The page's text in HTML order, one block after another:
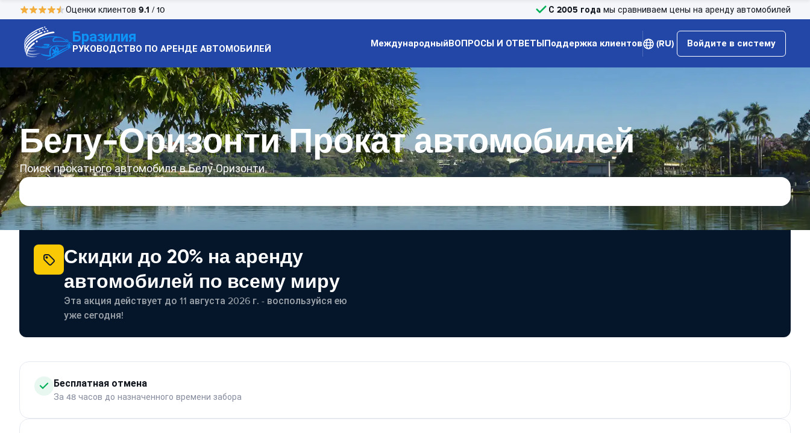
Оценки клиентов 9.1 / 10 С 2005 года мы сравниваем цены на аренду автомобилей
Бразилия
РУКОВОДСТВО ПО АРЕНДЕ АВТОМОБИЛЕЙ МеждународныйВОПРОСЫ И ОТВЕТЫПоддержка клиентов (RU) Войдите в систему
Белу-Оризонти Прокат автомобилей
Поиск прокатного автомобиля в Белу-Оризонти
Скидки до 20% на аренду
автомобилей по всему миру
Эта акция действует до 11 августа 2026 г. - воспользуйся ею
уже сегодня!
Бесплатная отмена
За 48 часов до назначенного времени забора